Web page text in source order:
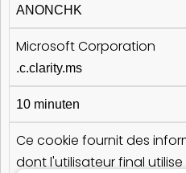
ANONCHK
Microsoft Corporation
.c.clarity.ms
10 minuten
Ce cookie fournit des
dont l'utilisateur final